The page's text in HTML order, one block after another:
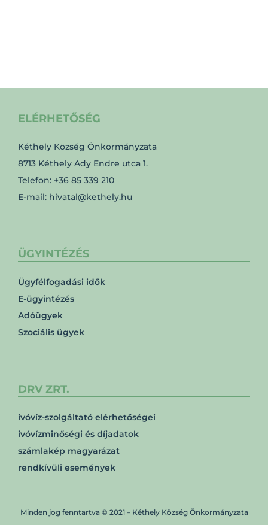
ELÉRHETŐSÉG
Kéthely Község Önkormányzata
8713 Kéthely Ady Endre utca 1.
Telefon: +36 85 339 210
E-mail: hivatal@kethely.hu
ÜGYINTÉZÉS
Ügyfélfogadási idők
E-ügyintézés
Adóügyek
Szociális ügyek
DRV ZRT.
ivóvíz-szolgáltató elérhetőségei
ivóvízminőségi és díjadatok
számlakép magyarázat
rendkívüli események
Minden jog fenntartva © 2021 – Kéthely Község Önkormányzata